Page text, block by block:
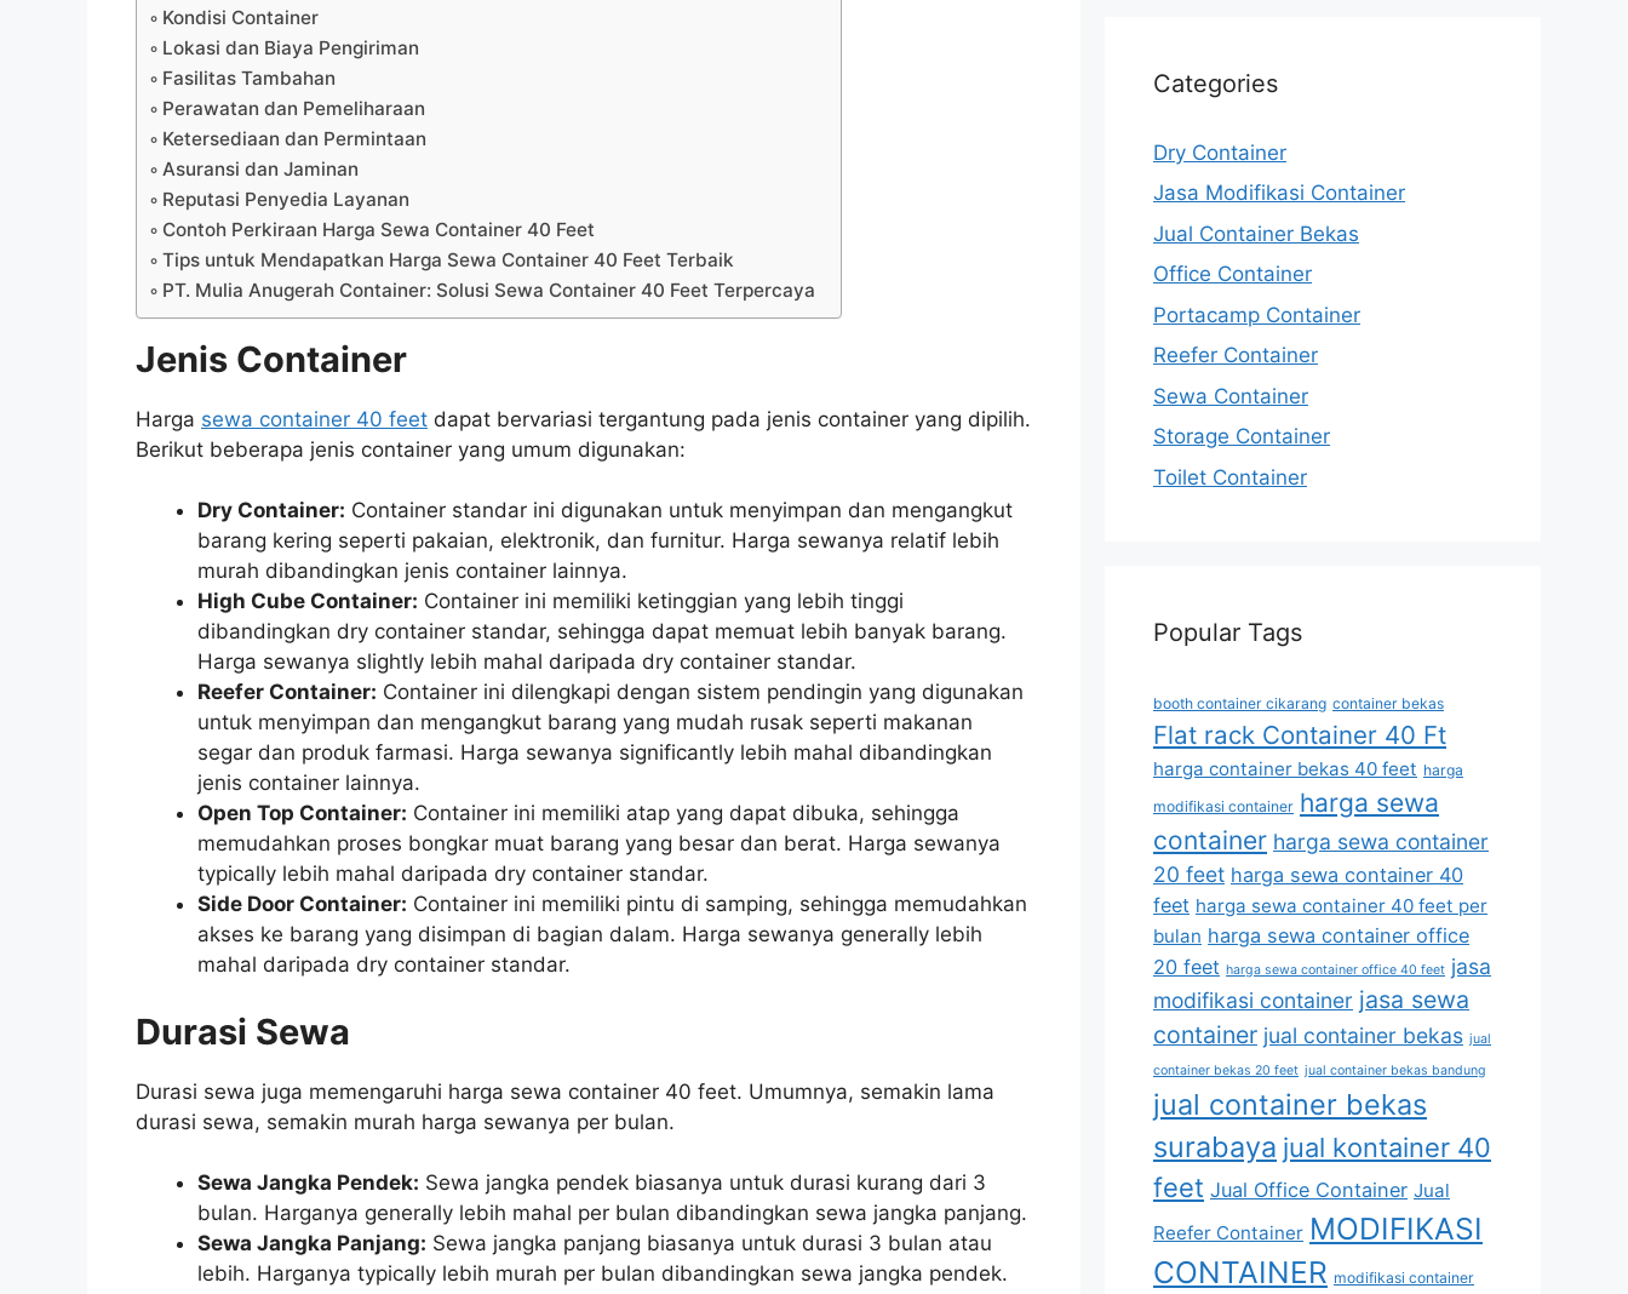
Kondisi Container
Lokasi dan Biaya Pengiriman
Fasilitas Tambahan
Perawatan dan Pemeliharaan
Ketersediaan dan Permintaan
Asuransi dan Jaminan
Reputasi Penyedia Layanan
Contoh Perkiraan Harga Sewa Container 40 Feet
Tips untuk Mendapatkan Harga Sewa Container 40 Feet Terbaik
PT. Mulia Anugerah Container: Solusi Sewa Container 40 Feet Terpercaya
Jenis Container
Harga sewa container 40 feet dapat bervariasi tergantung pada jenis container yang dipilih.
Berikut beberapa jenis container yang umum digunakan:
Dry Container: Container standar ini digunakan untuk menyimpan dan mengangkut
barang kering seperti pakaian, elektronik, dan furnitur. Harga sewanya relatif lebih
murah dibandingkan jenis container lainnya.
High Cube Container: Container ini memiliki ketinggian yang lebih tinggi
dibandingkan dry container standar, sehingga dapat memuat lebih banyak barang.
Harga sewanya slightly lebih mahal daripada dry container standar.
Reefer Container: Container ini dilengkapi dengan sistem pendingin yang digunakan
untuk menyimpan dan mengangkut barang yang mudah rusak seperti makanan
segar dan produk farmasi. Harga sewanya significantly lebih mahal dibandingkan
jenis container lainnya.
Open Top Container: Container ini memiliki atap yang dapat dibuka, sehingga
memudahkan proses bongkar muat barang yang besar dan berat. Harga sewanya
typically lebih mahal daripada dry container standar.
Side Door Container: Container ini memiliki pintu di samping, sehingga memudahkan
akses ke barang yang disimpan di bagian dalam. Harga sewanya generally lebih
mahal daripada dry container standar.
Durasi Sewa
Durasi sewa juga memengaruhi harga sewa container 40 feet. Umumnya, semakin lama
durasi sewa, semakin murah harga sewanya per bulan.
Sewa Jangka Pendek: Sewa jangka pendek biasanya untuk durasi kurang dari 3
bulan. Harganya generally lebih mahal per bulan dibandingkan sewa jangka panjang.
Sewa Jangka Panjang: Sewa jangka panjang biasanya untuk durasi 3 bulan atau
lebih. Harganya typically lebih murah per bulan dibandingkan sewa jangka pendek.
Categories
Dry Container
Jasa Modifikasi Container
Jual Container Bekas
Office Container
Portacamp Container
Reefer Container
Sewa Container
Storage Container
Toilet Container
Popular Tags
booth container cikarang container bekas
Flat rack Container 40 Ft
harga container bekas 40 feet harga
modifikasi container harga sewa
container harga sewa container
20 feet harga sewa container 40
feet harga sewa container 40 feet per
bulan harga sewa container office
20 feet harga sewa container office 40 feet jasa
modifikasi container jasa sewa
container jual container bekas jual
container bekas 20 feet jual container bekas bandung
jual container bekas
surabaya jual kontainer 40
feet Jual Office Container Jual
Reefer Container MODIFIKASI
CONTAINER modifikasi container